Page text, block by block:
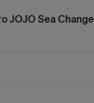
JOJO Sea Change